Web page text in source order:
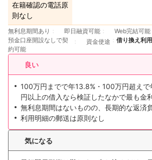
在籍確認の電話原
則なし
無利息期間あり 即日融資可能
Web完結可能
預金口座開設なしで契
約可能
資金使途 借り換え利
良い
100万円までで年13.8%・100万円超え
円以上の借入なら検証したなかで最も金
無利息期間はないものの、長期的な返済
利用明細の郵送は原則なし
気になる